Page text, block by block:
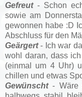
Gefreut- Schon
sowie am
gewonnen habe :D
Abschluss für den
Geärgert- Ich war
wohl daran, dass
(einmal um 4 Uhr)
chillen und etwas
Gewünscht- Wäre